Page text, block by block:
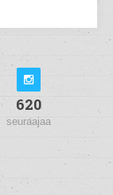
620
seuraajaa